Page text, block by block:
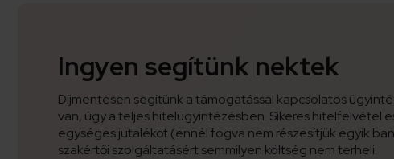
Ingyen segítünk nektek
Díjmentesen segítünk a támogatással kapcsolatos
van, úgy a teljes hitelügyintézésben. Sikeres hitelfelvétel
egységes jutalékot (ennél fogva nem részesítjük egyik
szakértői szolgáltatásért semmilyen költség nem terheli.